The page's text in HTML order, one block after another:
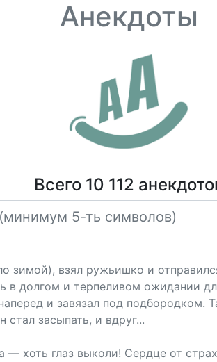
Анекдоты
Всего 10 112
зимой), взял ружьишко и
в долгом и терпеливом ожидании
и завязал под подбородком.
засыпать, и вдруг...
— хоть глаз выколи! Сердце от